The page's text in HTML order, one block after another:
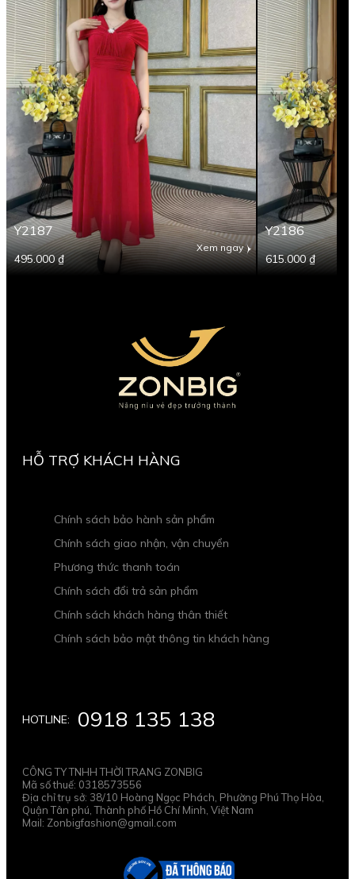
495.000 ₫
Xem ngay
Y2187
615.000 ₫
Y2186
HOTLINE: 0918 135 138
CÔNG TY TNHH THỜI TRANG ZONBIG
Mã số thuế: 0318573556
Địa chỉ trụ sở: 38/10 Hoàng Ngọc Phách, Phường Phú Thọ Hòa,
Quận Tân phú, Thành phố Hồ Chí Minh, Việt Nam
Mail: Zonbigfashion@gmail.com
HỖ TRỢ KHÁCH HÀNG
Chính sách bảo hành sản phẩm
Chính sách giao nhận, vận chuyển
Phương thức thanh toán
Chính sách đổi trả sản phẩm
Chính sách khách hàng thân thiết
Chính sách bảo mật thông tin khách hàng